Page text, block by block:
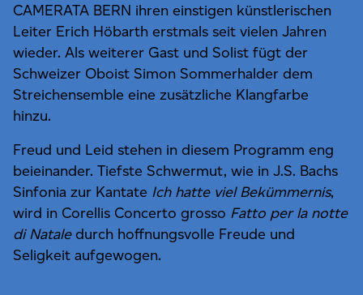
CAMERATA BERN ihren einstigen künstlerischen
Leiter Erich Höbarth erstmals seit vielen Jahren
wieder. Als weiterer Gast und Solist fügt der
Schweizer Oboist Simon Sommerhalder dem
Streichensemble eine zusätzliche Klangfarbe
hinzu.
Freud und Leid stehen in diesem Programm eng
beieinander. Tiefste Schwermut, wie in J.S. Bachs
Sinfonia zur Kantate Ich hatte viel Bekümmernis,
wird in Corellis Concerto grosso Fatto per la notte
di Nataledurch hoffnungsvolle Freude und
Seligkeit aufgewogen.